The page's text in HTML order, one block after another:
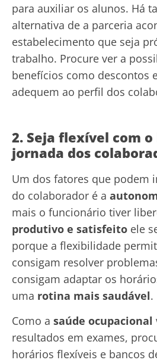
para auxiliar os alunos. Há
alternativa de a parceria
estabelecimento que seja
trabalho. Procure ver a
benefícios como descontos
adequem ao perfil dos
2. Seja flexível com
jornada dos
Um dos fatores que podem
do colaborador é a
mais o funcionário tiver
produtivo e satisfeito ele
porque a flexibilidade
consigam resolver
consigam adaptar os
uma rotina mais saudável.
Como a saúde ocupacional
resultados em exames,
horários flexíveis e bancos